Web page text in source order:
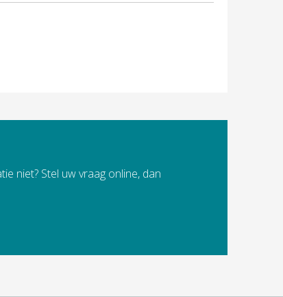
niet? Stel uw vraag online, dan